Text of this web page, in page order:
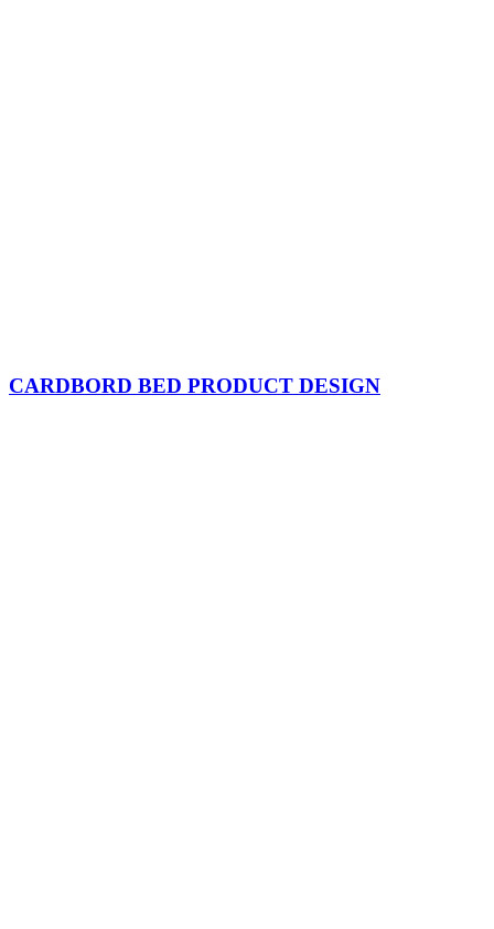
CARDBORD BED PRODUCT DESIGN